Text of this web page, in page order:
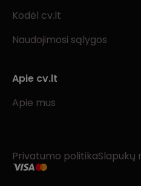
Kodėl cv.lt
Naudojimosi sąlygos
Apie cv.lt
Apie mus
Privatumo politikaSlapukų